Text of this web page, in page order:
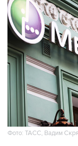
Фото: ТАСС, Вадим